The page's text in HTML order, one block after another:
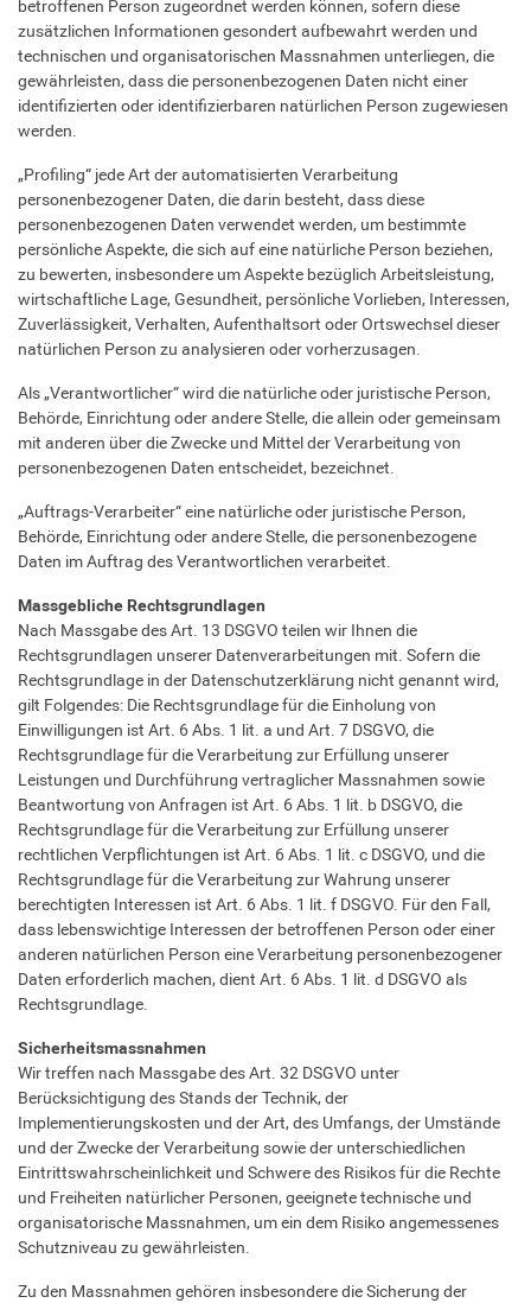
betroffenen Person zugeordnet werden können, sofern diese
zusätzlichen Informationen gesondert aufbewahrt werden und
technischen und organisatorischen Massnahmen unterliegen, die
gewährleisten, dass die personenbezogenen Daten nicht einer
identifizierten oder identifizierbaren natürlichen Person zugewiesen
werden.
„Profiling“ jede Art der automatisierten Verarbeitung
personenbezogener Daten, die darin besteht, dass diese
personenbezogenen Daten verwendet werden, um bestimmte
persönliche Aspekte, die sich auf eine natürliche Person beziehen,
zu bewerten, insbesondere um Aspekte bezüglich Arbeitsleistung,
wirtschaftliche Lage, Gesundheit, persönliche Vorlieben, Interessen,
Zuverlässigkeit, Verhalten, Aufenthaltsort oder Ortswechsel dieser
natürlichen Person zu analysieren oder vorherzusagen.
Als „Verantwortlicher“ wird die natürliche oder juristische Person,
Behörde, Einrichtung oder andere Stelle, die allein oder gemeinsam
mit anderen über die Zwecke und Mittel der Verarbeitung von
personenbezogenen Daten entscheidet, bezeichnet.
„Auftrags-Verarbeiter“ eine natürliche oder juristische Person,
Behörde, Einrichtung oder andere Stelle, die personenbezogene
Daten im Auftrag des Verantwortlichen verarbeitet.
Massgebliche Rechtsgrundlagen
Nach Massgabe des Art. 13 DSGVO teilen wir Ihnen die
Rechtsgrundlagen unserer Datenverarbeitungen mit. Sofern die
Rechtsgrundlage in der Datenschutzerklärung nicht genannt wird,
gilt Folgendes: Die Rechtsgrundlage für die Einholung von
Einwilligungen ist Art. 6 Abs. 1 lit. a und Art. 7 DSGVO, die
Rechtsgrundlage für die Verarbeitung zur Erfüllung unserer
Leistungen und Durchführung vertraglicher Massnahmen sowie
Beantwortung von Anfragen ist Art. 6 Abs. 1 lit. b DSGVO, die
Rechtsgrundlage für die Verarbeitung zur Erfüllung unserer
rechtlichen Verpflichtungen ist Art. 6 Abs. 1 lit. c DSGVO, und die
Rechtsgrundlage für die Verarbeitung zur Wahrung unserer
berechtigten Interessen ist Art. 6 Abs. 1 lit. f DSGVO. Für den Fall,
dass lebenswichtige Interessen der betroffenen Person oder einer
anderen natürlichen Person eine Verarbeitung personenbezogener
Daten erforderlich machen, dient Art. 6 Abs. 1 lit. d DSGVO als
Rechtsgrundlage.
Sicherheitsmassnahmen
Wir treffen nach Massgabe des Art. 32 DSGVO unter
Berücksichtigung des Stands der Technik, der
Implementierungskosten und der Art, des Umfangs, der Umstände
und der Zwecke der Verarbeitung sowie der unterschiedlichen
Eintrittswahrscheinlichkeit und Schwere des Risikos für die Rechte
und Freiheiten natürlicher Personen, geeignete technische und
organisatorische Massnahmen, um ein dem Risiko angemessenes
Schutzniveau zu gewährleisten.
Zu den Massnahmen gehören insbesondere die Sicherung der